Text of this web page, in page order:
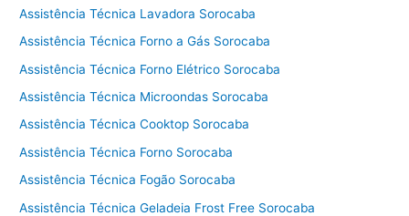
Assistência Técnica Lavadora Sorocaba
Assistência Técnica Forno a Gás Sorocaba
Assistência Técnica Forno Elétrico Sorocaba
Assistência Técnica Microondas Sorocaba
Assistência Técnica Cooktop Sorocaba
Assistência Técnica Forno Sorocaba
Assistência Técnica Fogão Sorocaba
Assistência Técnica Geladeia Frost Free Sorocaba